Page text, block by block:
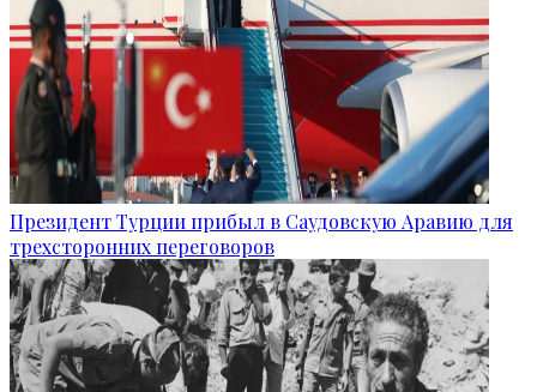
Президент Турции прибыл в Саудовскую Аравию для
трехсторонних переговоров